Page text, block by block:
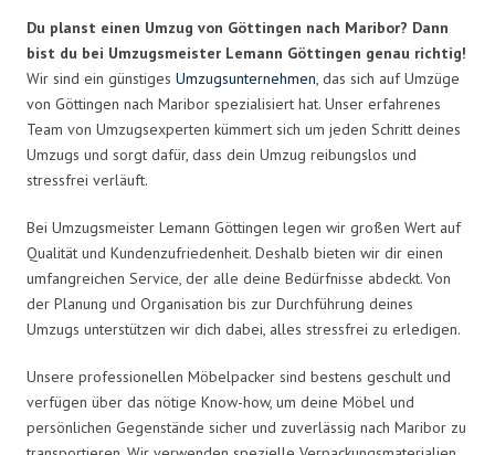
Du planst einen Umzug von Göttingen nach Maribor? Dann
bist du bei Umzugsmeister Lemann Göttingen genau richtig!
Wir sind ein günstiges Umzugsunternehmen, das sich auf Umzüge
von Göttingen nach Maribor spezialisiert hat. Unser erfahrenes
Team von Umzugsexperten kümmert sich um jeden Schritt deines
Umzugs und sorgt dafür, dass dein Umzug reibungslos und
stressfrei verläuft.
Bei Umzugsmeister Lemann Göttingen legen wir großen Wert auf
Qualität und Kundenzufriedenheit. Deshalb bieten wir dir einen
umfangreichen Service, der alle deine Bedürfnisse abdeckt. Von
der Planung und Organisation bis zur Durchführung deines
Umzugs unterstützen wir dich dabei, alles stressfrei zu erledigen.
Unsere professionellen Möbelpacker sind bestens geschult und
verfügen über das nötige Know-how, um deine Möbel und
persönlichen Gegenstände sicher und zuverlässig nach Maribor zu